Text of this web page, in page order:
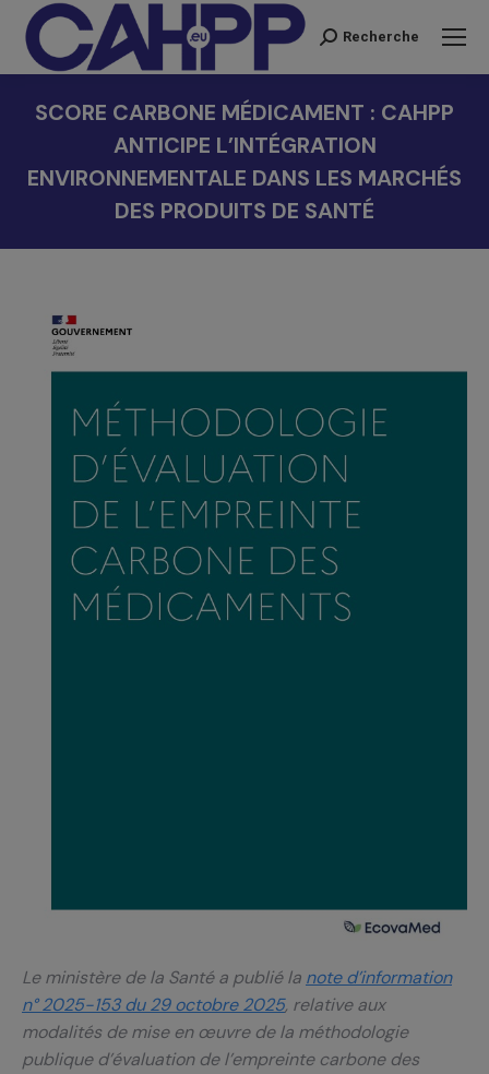
Recherche
Recherche
SCORE CARBONE MÉDICAMENT : CAHPP
ANTICIPE L’INTÉGRATION
ENVIRONNEMENTALE DANS LES MARCHÉS
DES PRODUITS DE SANTÉ
Le ministère de la Santé a publié la note d’information
n° 2025-153 du 29 octobre 2025, relative aux
modalités de mise en œuvre de la méthodologie
publique d’évaluation de l’empreinte carbone des